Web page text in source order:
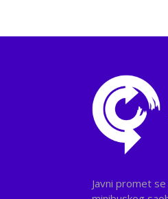
Javni promet